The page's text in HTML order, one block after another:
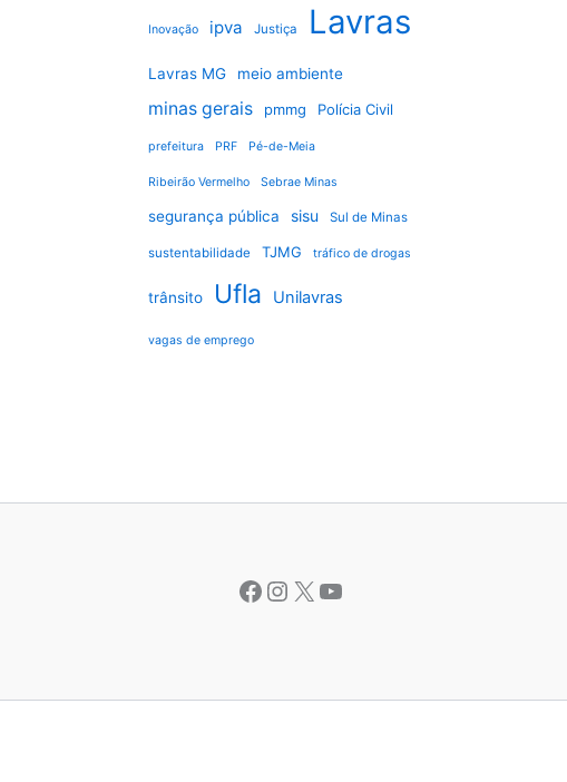
Inovação ipva Justiça Lavras
Lavras MG meio ambiente
minas gerais pmmg Polícia Civil
prefeitura PRF Pé-de-Meia
Ribeirão Vermelho Sebrae Minas
segurança pública sisu Sul de Minas
sustentabilidade TJMG tráfico de drogas
trânsito Ufla Unilavras
vagas de emprego